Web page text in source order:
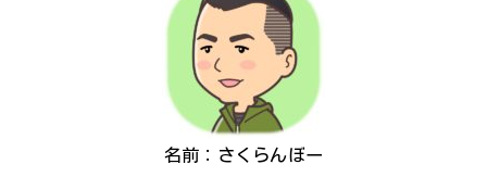
名前：さくらんぼー